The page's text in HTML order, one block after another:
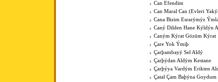
Can Efendim
Can Maral Can (Evleri
Cana Bizim Esrarýmýz
Caný Dilden Hane Kýldýn
Caným Kýrat Gözüm Kýrat
Çare Yok Ýmiþ
Çarþambayý Sel Aldý
Çarþýdan Aldým Kestane
Çarþýya Vardým Erikten
Çatal Çam Baþýna Goydum